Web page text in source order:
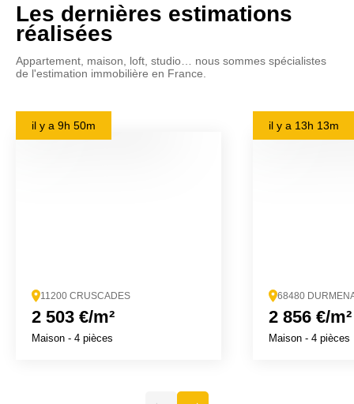
Les dernières estimations
réalisées
Appartement, maison, loft, studio… nous sommes spécialistes
de l'estimation immobilière en France.
il y a 9h 50m
11200 CRUSCADES
2 503 €/m²
Maison - 4 pièces
il y a 13h 13m
68480
2 856 €/m²
Maison - 4 pièces